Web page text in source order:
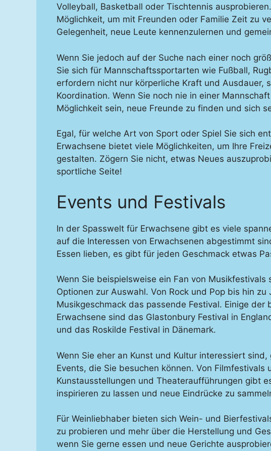
Volleyball, Basketball oder Tischtennis
Möglichkeit, um mit Freunden oder Familie Zeit zu
Gelegenheit, neue Leute kennenzulernen und
Wenn Sie jedoch auf der Suche nach einer noch
Sie sich für Mannschaftssportarten wie Fußball,
erfordern nicht nur körperliche Kraft und Ausdauer,
Koordination. Wenn Sie noch nie in einer
Möglichkeit sein, neue Freunde zu finden und sich
Egal, für welche Art von Sport oder Spiel Sie sich
Erwachsene bietet viele Möglichkeiten, um Ihre
gestalten. Zögern Sie nicht, etwas Neues
sportliche Seite!
Events und Festivals
In der Spasswelt für Erwachsene gibt es viele
auf die Interessen von Erwachsenen abgestimmt
Essen lieben, es gibt für jeden Geschmack etwas
Wenn Sie beispielsweise ein Fan von
Optionen zur Auswahl. Von Rock und Pop bis hin
Musikgeschmack das passende Festival. Einige
Erwachsene sind das Glastonbury Festival in
und das Roskilde Festival in Dänemark.
Wenn Sie eher an Kunst und Kultur interessiert
Events, die Sie besuchen können. Von
Kunstausstellungen und Theateraufführungen gibt
inspirieren zu lassen und neue Eindrücke zu
Für Weinliebhaber bieten sich Wein- und
zu probieren und mehr über die Herstellung und
wenn Sie gerne essen und neue Gerichte